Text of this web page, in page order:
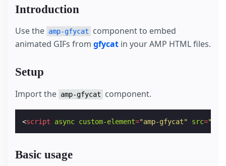
Introduction
Use the amp-gfycat
component to embed
animated GIFs from gfycat in your AMP HTML files.
Setup
Import the amp-gfycat component.
<script async custom-element="amp-gfycat" src=
Basic usage